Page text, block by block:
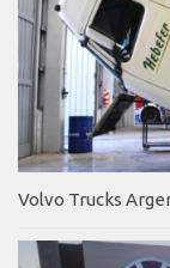
Volvo Trucks